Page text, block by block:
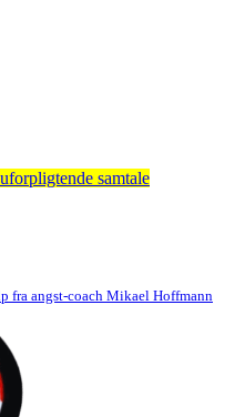
samtale
fra angst-coach Mikael Hoffmann